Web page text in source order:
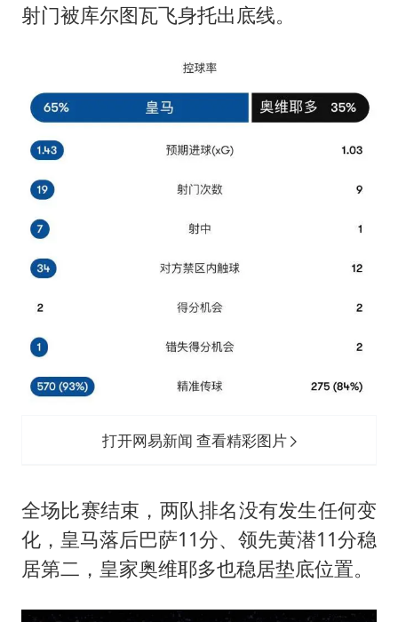
射门被库尔图瓦飞身托出底线。
打开网易新闻 查看精彩图片
全场比赛结束，两队排名没有发生任何变
化，皇马落后巴萨11分、领先黄潜11分稳
居第二，皇家奥维耶多也稳居垫底位置。